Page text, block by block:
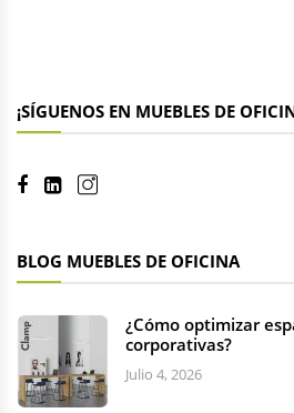
¡SÍGUENOS EN MUEBLES DE
BLOG MUEBLES DE OFICINA
¿Cómo optimizar
corporativas?
Julio 4, 2026